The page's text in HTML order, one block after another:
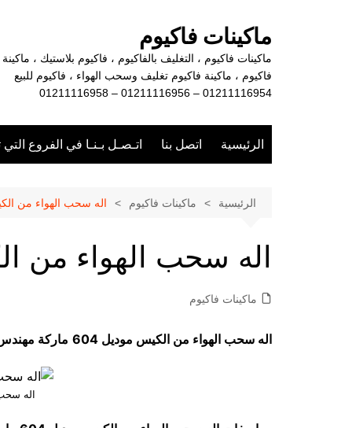
ماكينات فاكيوم
ماكينات فاكيوم ، التغليف بالفاكيوم ، فاكيوم بلاستيك ، ماكينة
فاكيوم ، ماكينة فاكيوم تغليف وسحب الهواء ، فاكيوم للبيع
01211116954 – 01211116956 – 01211116958
الرئيسية اتصل بنا اتـصـل بـنـا في الفروع
الرئيسية ماكينات فاكيوم اله سحب الهواء من
اله سحب الهواء من
ماكينات فاكيوم
اله سحب الهواء من الكيس موديل 604 ماركة
اله